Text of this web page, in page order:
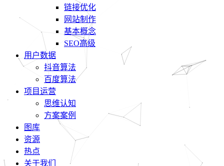
链接优化
网站制作
基本概念
SEO高级
用户数据
抖音算法
百度算法
项目运营
思维认知
方案案例
图库
资源
热点
关于我们